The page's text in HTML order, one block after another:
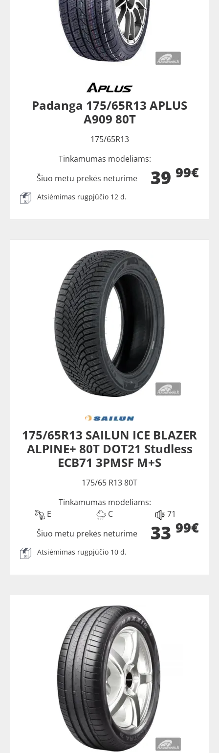
Padanga 175/65R13 APLUS
A909 80T
175/65R13
Tinkamumas modeliams:
39 99€
Šiuo metu prekės neturime
Atsiėmimas rugpjūčio 12 d.
175/65R13 SAILUN ICE BLAZER
ALPINE+ 80T DOT21 Studless
ECB71 3PMSF M+S
175/65 R13 80T
Tinkamumas modeliams:
E
C 71
33 99€
Šiuo metu prekės neturime
Atsiėmimas rugpjūčio 10 d.